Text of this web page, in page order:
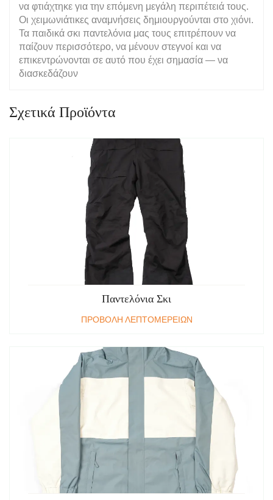
να φτιάχτηκε για την επόμενη μεγάλη περιπέτειά τους.
Οι χειμωνιάτικες αναμνήσεις δημιουργούνται στο χιόνι.
Τα παιδικά σκι παντελόνια μας τους επιτρέπουν να
παίζουν περισσότερο, να μένουν στεγνοί και να
επικεντρώνονται σε αυτό που έχει σημασία — να
διασκεδάζουν
Σχετικά Προϊόντα
Παντελόνια Σκι
ΠΡΟΒΟΛΗ ΛΕΠΤΟΜΕΡΕΙΩΝ